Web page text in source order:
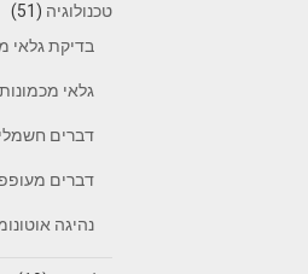
טכנולוגיה (51)
בדיקת גלאי
גלאי
דברים
דברים
נהיגה